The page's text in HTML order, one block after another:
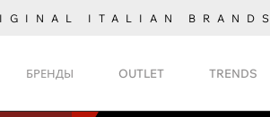
ITALIAN BRANDS
БРЕНДЫ OUTLET TRENDS